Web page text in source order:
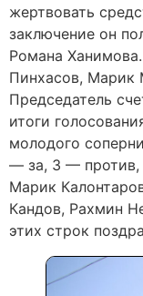
жертвовать
заключение он
Романа
Пинхасов, Марик
Председатель
итоги
молодого
— за, 3 —
Марик
Кандов, Рахмин
этих строк